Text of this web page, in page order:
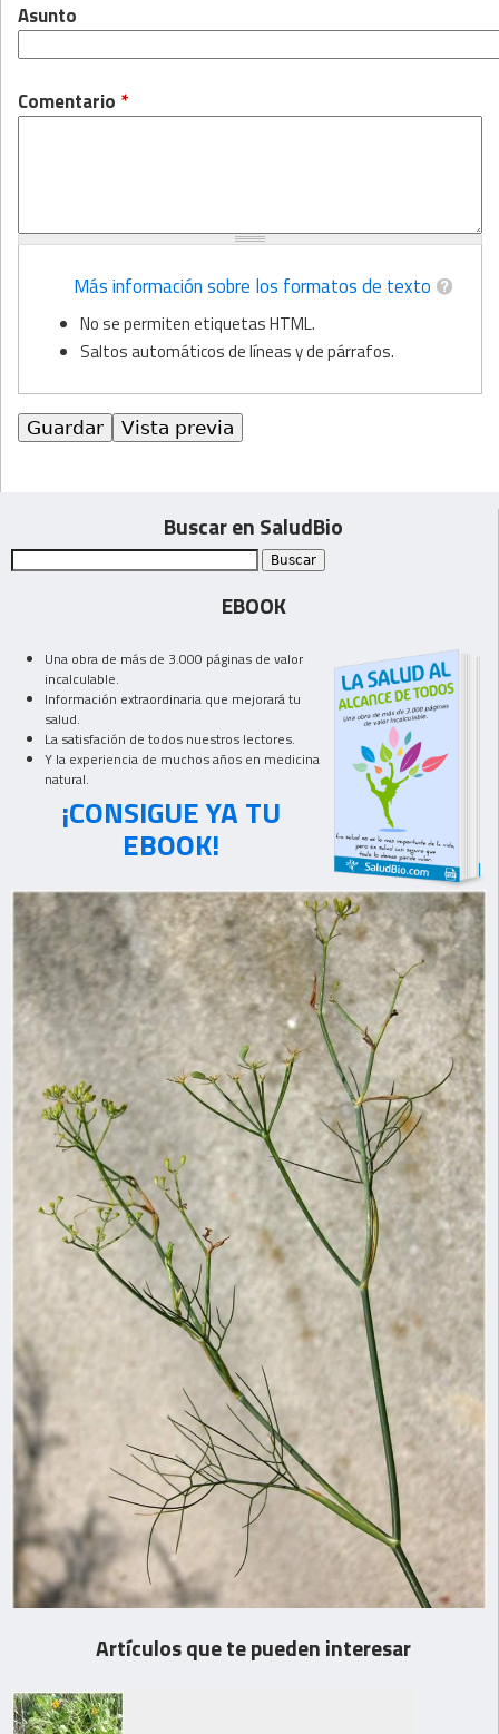
Asunto
Comentario *
Más información sobre los formatos de texto
No se permiten etiquetas HTML.
Saltos automáticos de líneas y de párrafos.
Buscar en SaludBio
EBOOK
Una obra de más de 3.000 páginas de valor
incalculable.
Información extraordinaria que mejorará tu
salud.
La satisfación de todos nuestros lectores.
Y la experiencia de muchos años en medicina
natural.
¡CONSIGUE YA TU
EBOOK!
Artículos que te pueden interesar